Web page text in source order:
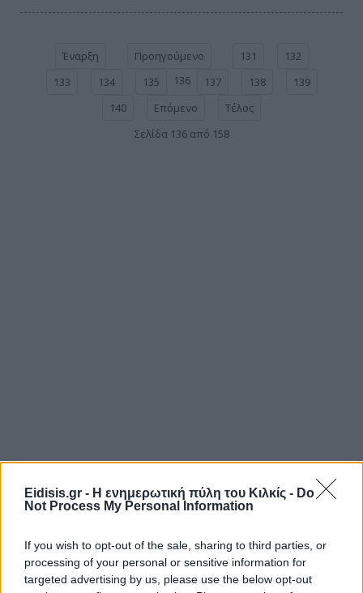
Eidisis.gr - Η ενημερωτική πύλη του Κιλκίς - Do
Not Process My Personal Information
If you wish to opt-out of the sale, sharing to third parties, or
processing of your personal or sensitive information for
targeted advertising by us, please use the below opt-out
Έναρξη Προηγούμενο 131
132
133
134 135 136 137 138
139
140
Επόμενο
Τέλος
Σελίδα 136 από 158